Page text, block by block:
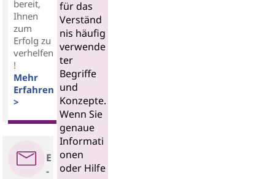
bereit,
Ihnen
zum
Erfolg zu
verhelfen
!
Mehr
Erfahren
>
E
-
für das
Verständ
nis häufig
verwende
ter
Begriffe
und
Konzepte.
Wenn Sie
genaue
Informati
onen
oder Hilfe